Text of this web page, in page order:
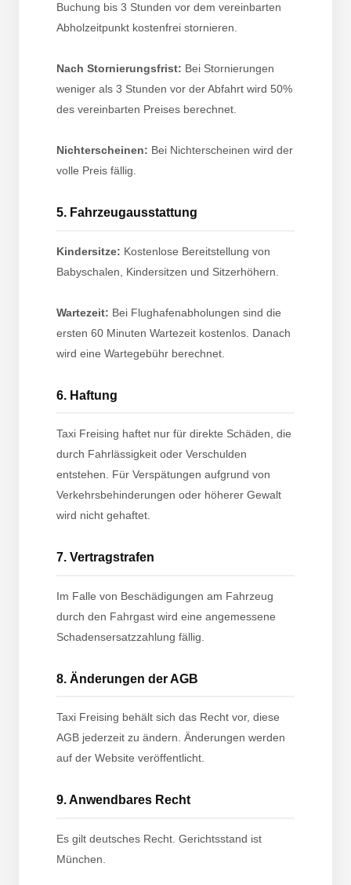
Buchung bis 3 Stunden vor dem vereinbarten
Abholzeitpunkt kostenfrei stornieren.
Nach Stornierungsfrist: Bei Stornierungen
weniger als 3 Stunden vor der Abfahrt wird 50%
des vereinbarten Preises berechnet.
Nichterscheinen: Bei Nichterscheinen wird der
volle Preis fällig.
5. Fahrzeugausstattung
Kindersitze: Kostenlose Bereitstellung von
Babyschalen, Kindersitzen und Sitzerhöhern.
Wartezeit: Bei Flughafenabholungen sind die
ersten 60 Minuten Wartezeit kostenlos. Danach
wird eine Wartegebühr berechnet.
6. Haftung
Taxi Freising haftet nur für direkte Schäden, die
durch Fahrlässigkeit oder Verschulden
entstehen. Für Verspätungen aufgrund von
Verkehrsbehinderungen oder höherer Gewalt
wird nicht gehaftet.
7. Vertragstrafen
Im Falle von Beschädigungen am Fahrzeug
durch den Fahrgast wird eine angemessene
Schadensersatzzahlung fällig.
8. Änderungen der AGB
Taxi Freising behält sich das Recht vor, diese
AGB jederzeit zu ändern. Änderungen werden
auf der Website veröffentlicht.
9. Anwendbares Recht
Es gilt deutsches Recht. Gerichtsstand ist
München.